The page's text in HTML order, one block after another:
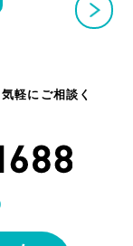
軽にご相談く